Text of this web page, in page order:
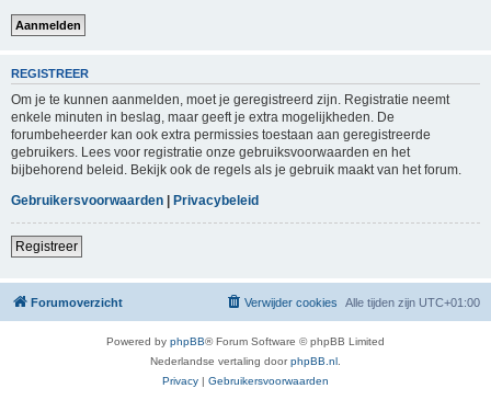
REGISTREER
Om je te kunnen aanmelden, moet je geregistreerd zijn. Registratie neemt
enkele minuten in beslag, maar geeft je extra mogelijkheden. De
forumbeheerder kan ook extra permissies toestaan aan geregistreerde
gebruikers. Lees voor registratie onze gebruiksvoorwaarden en het
bijbehorend beleid. Bekijk ook de regels als je gebruik maakt van het forum.
Gebruikersvoorwaarden | Privacybeleid
Registreer
Forumoverzicht Alle tijden zijn UTC+01:00
Verwijder cookies
Powered by phpBB® Forum Software © phpBB Limited
Nederlandse vertaling doorphpBB.nl
Privacy | Gebruikersvoorwaarden